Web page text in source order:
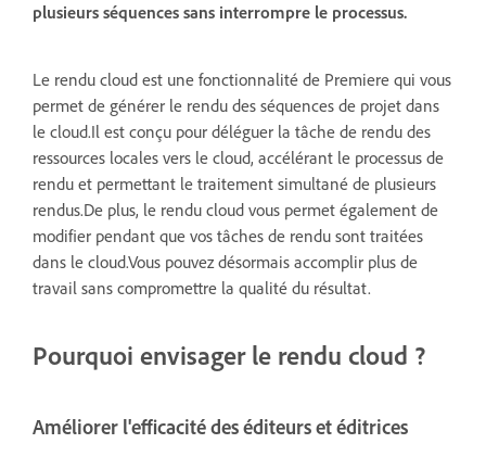
plusieurs séquences sans interrompre le processus.
Le rendu cloud est une fonctionnalité de Premiere qui vous
permet de générer le rendu des séquences de projet dans
le cloud.Il est conçu pour déléguer la tâche de rendu des
ressources locales vers le cloud, accélérant le processus de
rendu et permettant le traitement simultané de plusieurs
rendus.De plus, le rendu cloud vous permet également de
modifier pendant que vos tâches de rendu sont traitées
dans le cloud.Vous pouvez désormais accomplir plus de
travail sans compromettre la qualité du résultat.
Pourquoi envisager le rendu cloud ?
Améliorer l'efficacité des éditeurs et éditrices